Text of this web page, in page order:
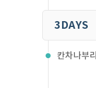
3DAYS
칸차나부리